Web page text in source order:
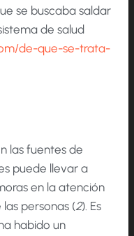
se buscaba saldar
de salud
de-que-se-trata-
las fuentes de
puede llevar a
en la atención
personas (2). Es
habido un